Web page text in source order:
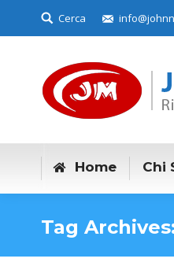
Search:
Cerca
Home Chi
Tag